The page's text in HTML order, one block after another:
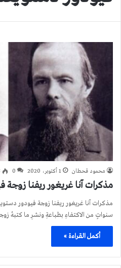
محمود قحطان 1 أكتوبر، 2020 0
مذكرات آنا غريغور ريفنا
مذكرات آنا غريغور ريفنا زوجة فيودور
سنواتٍ من الاكتفاءِ بطباعةِ ونشرِ ما كتبهُ
أكمل القراءة »